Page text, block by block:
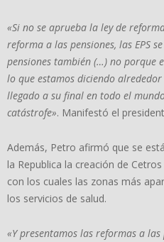
«Si no se aprueba la ley de
reforma a las pensiones, las EPS
pensiones también (…) no porque
lo que estamos diciendo
llegado a su final en todo el
catástrofe». Manifestó el
Además, Petro afirmó que se
la Republica la creación de
con los cuales las zonas más
los servicios de salud.
«Y presentamos las reformas a